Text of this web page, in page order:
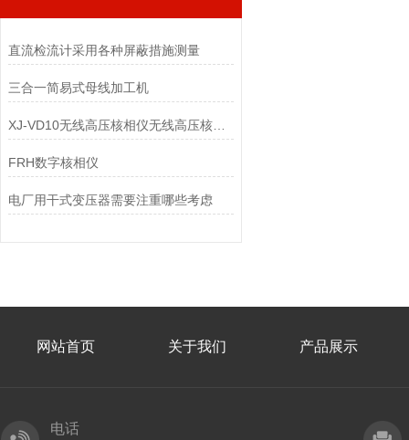
直流检流计采用各种屏蔽措施测量
三合一简易式母线加工机
XJ-VD10无线高压核相仪无线高压核相器*
FRH数字核相仪
电厂用干式变压器需要注重哪些考虑
网站首页 关于我们 产品展示
电话